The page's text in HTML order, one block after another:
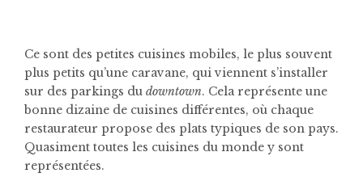
Ce sont des petites cuisines mobiles, le plus souvent
plus petits qu’une caravane, qui viennent s’installer
sur des parkings du downtown. Cela représente une
bonne dizaine de cuisines différentes, où chaque
restaurateur propose des plats typiques de son pays.
Quasiment toutes les cuisines du monde y sont
représentées.